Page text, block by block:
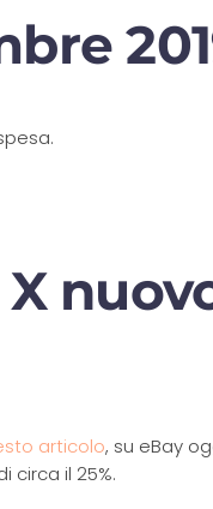
articolo, su eBay
circa il 25%.